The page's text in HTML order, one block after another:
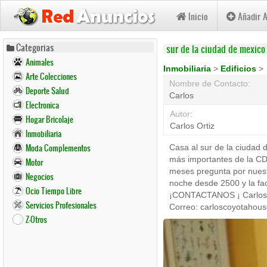
Pasar
contenido
principal
Inicio Añadir
Categorias
Animales
Arte Colecciones
Deporte Salud
Electronica
Hogar Bricolaje
Inmobiliaria
Moda Complementos
Motor
Negocios
Ocio Tiempo Libre
Servicios Profesionales
Z-Otros
sur de la ciudad de mexico
Inmobiliaria > Edificios >
Nombre de Contacto:
Carlos
Autor:
Carlos Ortiz
Casa al sur de la ciudad
más importantes de la
meses pregunta por
noche desde 2500 y la
¡CONTACTANOS ¡
Correo: